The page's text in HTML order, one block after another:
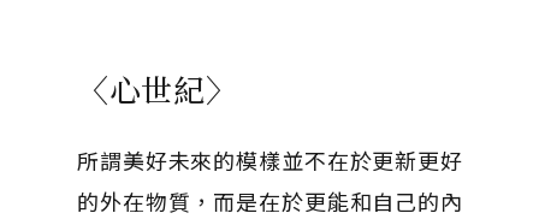
〈心世紀〉
所謂美好未來的模樣並不在於更新更好
的外在物質，而是在於更能和自己的內